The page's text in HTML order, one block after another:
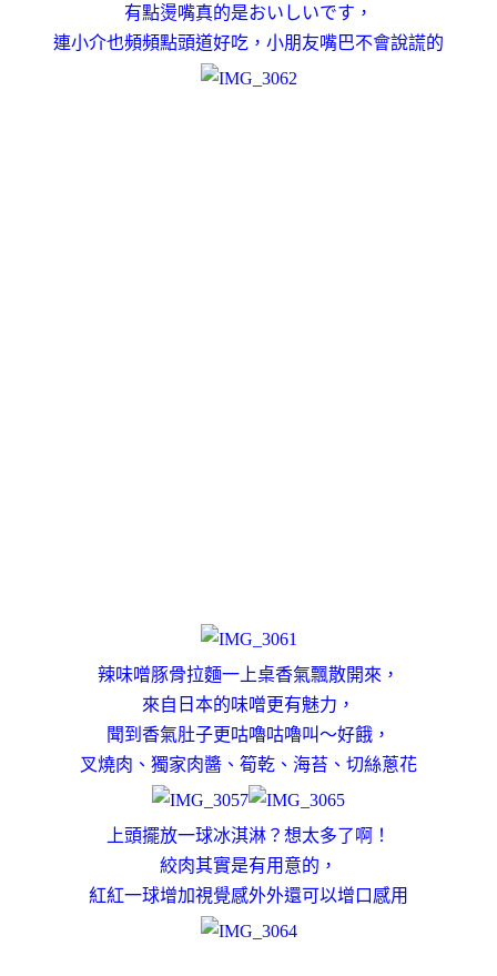
有點燙嘴真的是おいしいです，
連小介也頻頻點頭道好吃， 小朋友嘴巴不會說謊的
辣味噌豚骨拉麵一上桌香氣飄散開來，
來自日本的味噌更有魅力，
聞到香氣肚子更咕嚕咕嚕叫～好餓，
叉燒肉、獨家肉醬、筍乾、海苔、切絲蔥花
上頭擺放一球冰淇淋？想太多了啊！
絞肉其實是有用意的，
紅紅一球增加視覺感外外還可以增口感用